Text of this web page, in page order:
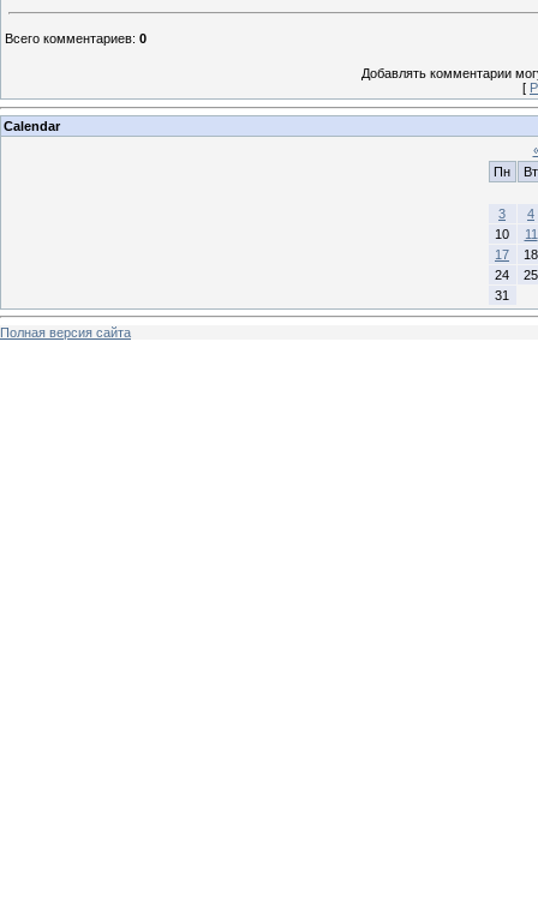
Всего комментариев: 0
Добавлять комментарии
[
Calendar
Пн
Вт
3
4
10
11
17
18
24
25
31
Полная версия сайта